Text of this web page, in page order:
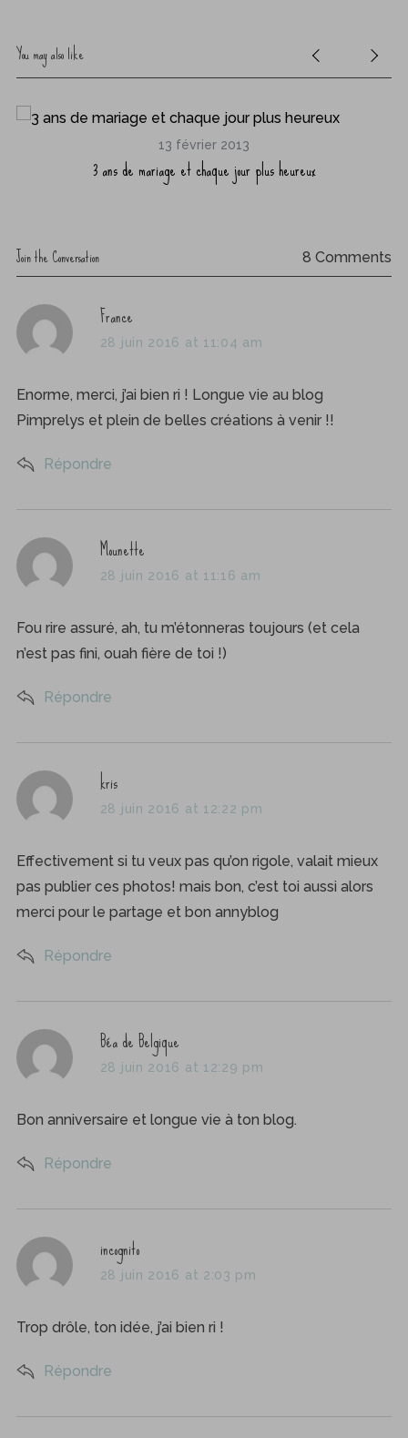
You may also like
13 février 2013
3 ans de mariage et chaque jour plus heureux
Join the Conversation 8 Comments
s
a
s
:
France
28 juin 2016 at 11:04 am
Enorme, merci, j’ai bien ri ! Longue vie au blog
Pimprelys et plein de belles créations à venir !!
Répondre
s
a
s
:
Mounette
28 juin 2016 at 11:16 am
Fou rire assuré, ah, tu m’étonneras toujours (et cela
n’est pas fini, ouah fière de toi !)
Répondre
s
a
s
:
kris
28 juin 2016 at 12:22 pm
Effectivement si tu veux pas qu’on rigole, valait mieux
pas publier ces photos! mais bon, c’est toi aussi alors
merci pour le partage et bon annyblog
Répondre
s
a
s
Béa de Belgique
28 juin 2016 at 12:29 pm
Bon anniversaire et longue vie à ton blog.
Répondre
s
a
s
incognito
28 juin 2016 at 2:03 pm
Trop drôle, ton idée, j’ai bien ri !
Répondre